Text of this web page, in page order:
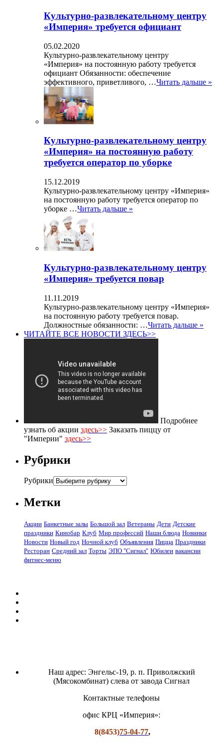
Культурно-развлекательному центру
«Империя» требуется официант
05.02.2020
Культурно-развлекательному центру
«Империя» на постоянную работу требуется
официант Обязанности: обеспечение
эффективного, приветливого, …Читать дальше »
Культурно-развлекательному центру
«Империя» на постоянную работу
требуется оператор по уборке
15.12.2019
Культурно-развлекательному центру «Империя»
на постоянную работу требуется оператор по
уборке …Читать дальше »
Культурно-развлекательному центру
«Империя» требуется повар
11.11.2019
Культурно-развлекательному центру «Империя»
на постоянную работу требуется повар.
Должностные обязанности: …Читать дальше »
ЧИТАЙТЕ ВСЕ НОВОСТИ ЗДЕСЬ>>
Подробнее
узнать об акции здесь>> Заказать пиццу от
"Империи" здесь>>
Рубрики
Рубрики
Метки
Акции Банкетные залы Большой зал Ветераны Дети Детские
праздники Кинобар Клуб Мир профессий Наши блюда Новинки
Новости Новый год Ночной клуб Объявления Пицца Праздники
Ресторан Средний зал Торты ЭПО "Сигнал" Юбилеи вакансии
фитнес-меню
Наш адрес: Энгельс-19, р. п. Приволжский
(Мясокомбинат) слева от завода Сигнал
Контактные телефоны
офис КРЦ «Империя»:
8(8453)75-04-77,